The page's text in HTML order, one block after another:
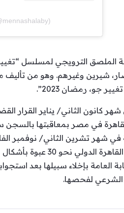
الملصق الترويجي لمسلسل
شيرين وغيرهم. وهو من
جو، رمضان 2023”.
شهر كانون الثاني/ يناير القرار
شهر تشرين الثاني/ نوفمبر
مفتشو الجمارك
العامة بإخلاء سبيلها بعد
لفحصها.